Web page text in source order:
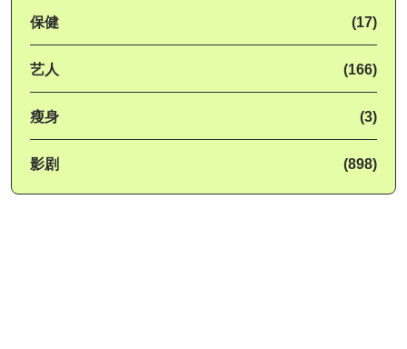
保健 (17)
艺人 (166)
瘦身 (3)
影剧 (898)